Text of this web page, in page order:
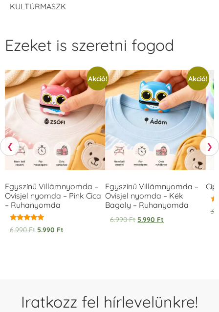
KULTÚRMASZK
❮
Ezeket is szeretni fogod
Akció!
Egyszínű Villámnyomda –
Ovisjel nyomda – Pink Cica
– Ruhanyomda
Értékelés:
5.00
6.990Ft 5.990 Ft
Akció!
Egyszínű Villámnyomda –
Ovisjel nyomda – Kék
Bagoly – Ruhanyomda
6.990Ft 5.990 Ft
❯
Iratkozz fel hírlevelünkre!